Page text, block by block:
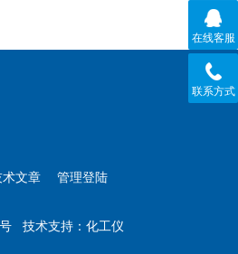
术文章 管理登陆
技术支持： 化工仪
在线客服
联系方式